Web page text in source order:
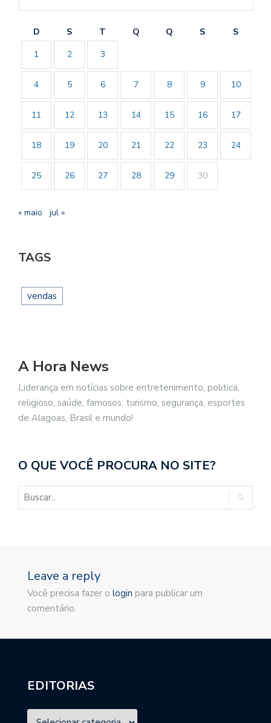
D S T Q Q S
S
1
2 3
4 5 6 7 8 9 10
11 12 13 14 15 16 17
18 19 20 21 22 23 24
25 26 27 28 29 30
« maio jul »
TAGS
vendas
A Hora News
Liderança em notícias sobre entretenimento, politica,
religioso, saúde, famosos, turismo, segurança, esportes
de Alagoas, Brasil e mundo!
O QUE VOCÊ PROCURA NO SITE?
Leave a reply
Você precisa fazer o login para publicar um
comentário.
EDITORIAS